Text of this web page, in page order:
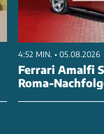
4:52 MIN. • 05.08.2026
Ferrari Amalfi
Roma-